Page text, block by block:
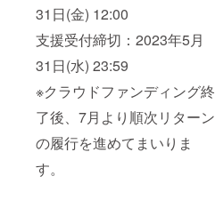
31日(金) 12:00
支援受付締切：2023年5月
31日(水) 23:59
※クラウドファンディング終
了後、7月より順次リターン
の履行を進めてまいりま
す。